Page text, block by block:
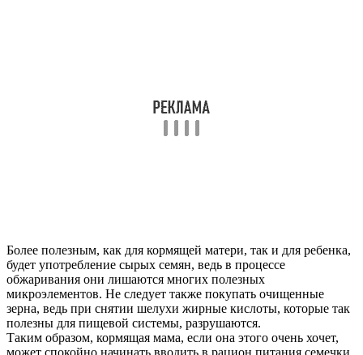
Более полезным, как для кормящей матери, так и для ребенка,
будет употребление сырых семян, ведь в процессе
обжаривания они лишаются многих полезных
микроэлементов. Не следует также покупать очищенные
зерна, ведь при снятии шелухи жирные кислоты, которые так
полезны для пищевой системы, разрушаются.
Таким образом, кормящая мама, если она этого очень хочет,
может спокойно начинать вводить в рацион питания семечки.